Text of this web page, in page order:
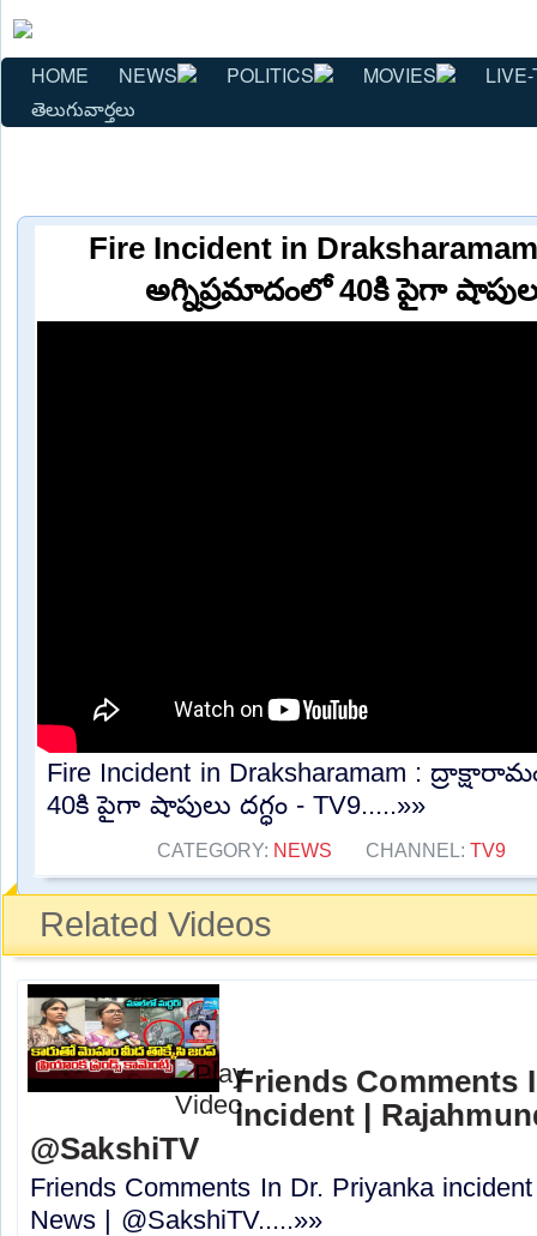
HOME NEWS POLITICS MOVIES
తెలుగువార్తలు
Fire Incident in
అగ్నిప్రమాదంలో 40కి పైగా షాపులు
Fire Incident in Draksharamam :
40కి పైగా షాపులు దగ్ధం - TV9.....»»
CATEGORY: NEWS CHANNEL:TV9
Related Videos
Friends Comments
incident |
@SakshiTV
Friends Comments In Dr. Priyanka
News | @SakshiTV.....»»